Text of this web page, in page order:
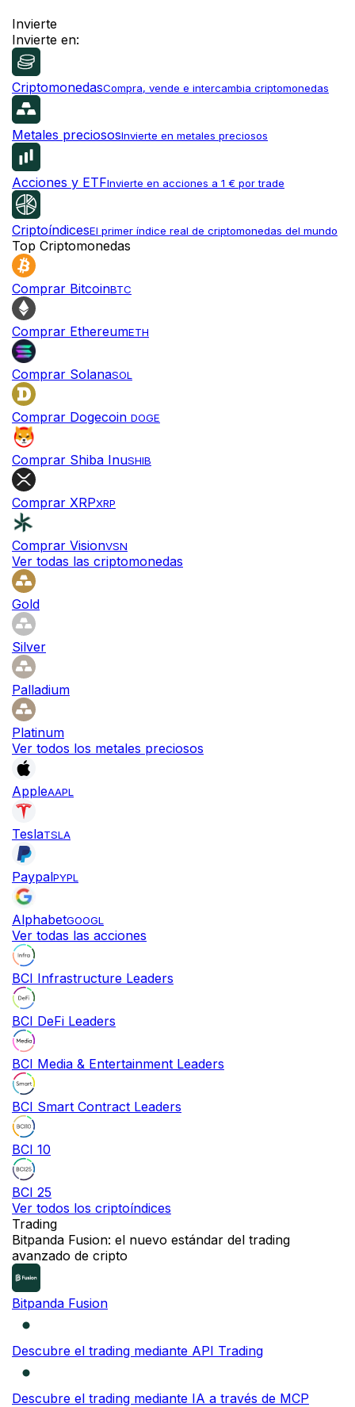
Invierte
Invierte en:
CriptomonedasCompra, vende e intercambia criptomonedas
Metales preciososInvierte en metales preciosos
Acciones y ETFInvierte en acciones a 1 € por trade
CriptoíndicesEl primer índice real de criptomonedas del mundo
Top Criptomonedas
Comprar BitcoinBTC
Comprar EthereumETH
Comprar SolanaSOL
Comprar Dogecoin DOGE
Comprar Shiba InuSHIB
Comprar XRPXRP
Comprar VisionVSN
Ver todas las criptomonedas
Gold
Silver
Palladium
Platinum
Ver todos los metales preciosos
AppleAAPL
TeslaTSLA
PaypalPYPL
AlphabetGOOGL
Ver todas las acciones
BCI Infrastructure Leaders
BCI DeFi Leaders
BCI Media & Entertainment Leaders
BCI Smart Contract Leaders
BCI 10
BCI 25
Ver todos los criptoíndices
Trading
Bitpanda Fusion: el nuevo estándar del trading
avanzado de cripto
Bitpanda Fusion
Descubre el trading mediante API Trading
Descubre el trading mediante IA a través de MCP